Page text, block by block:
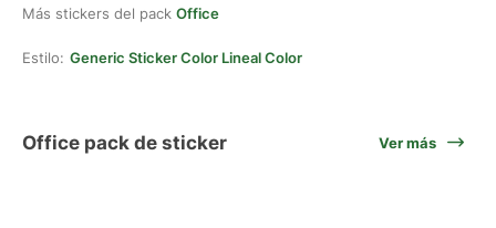
Más stickers del pack Office
Estilo: Generic Sticker Color Lineal Color
Office pack de sticker Ver más